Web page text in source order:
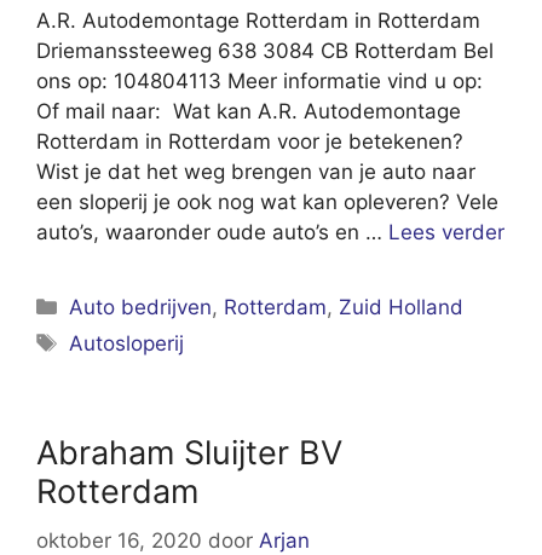
A.R. Autodemontage Rotterdam in Rotterdam
Driemanssteeweg 638 3084 CB Rotterdam Bel
ons op: 104804113 Meer informatie vind u op:
Of mail naar: Wat kan A.R. Autodemontage
Rotterdam in Rotterdam voor je betekenen?
Wist je dat het weg brengen van je auto naar
een sloperij je ook nog wat kan opleveren? Vele
auto’s, waaronder oude auto’s en … Lees verder
Categorieën
Auto bedrijven, Rotterdam, Zuid Holland
Tags
Autosloperij
Abraham Sluijter BV
Rotterdam
oktober 16, 2020 door Arjan